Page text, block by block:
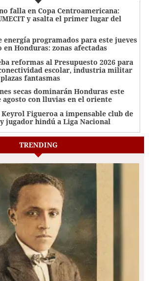
falla en Copa Centroamericana:
y asalta el primer lugar del
energía programados para este jueves
en Honduras: zonas afectadas
reformas al Presupuesto 2026 para
escolar, industria militar
fantasmas
secas dominarán Honduras este
agosto con lluvias en el oriente
Keyrol Figueroa a impensable club de
jugador hindú a Liga Nacional
TRENDING